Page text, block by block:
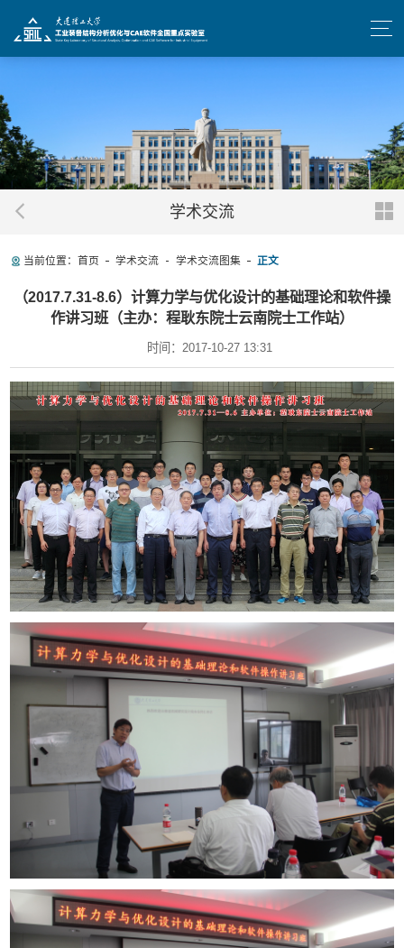
学术交流
当前位置： 首页 学术交流 学术交流图集 正文
（2017.7.31-8.6）计算力学与优化设计的基础理论和软件操
作讲习班（主办：程耿东院士云南院士工作站）
时间：2017-10-27 13:31